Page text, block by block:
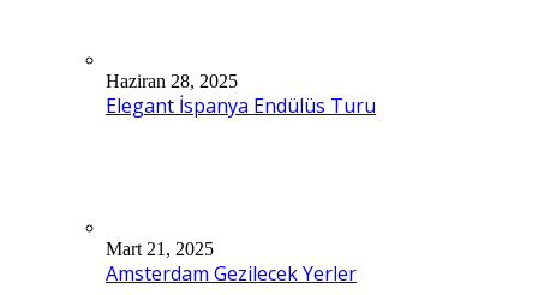
Haziran 28, 2025
Elegant İspanya Endülüs Turu
Mart 21, 2025
Amsterdam Gezilecek Yerler